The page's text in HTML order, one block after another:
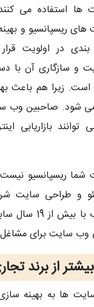
استفاده می
ریسپانسیو و
بندی در اولویت
و سازگاری آن با
زیرا هم باعث
شود. صاحبین وب
بازاریابی
ریسپانسیو
و طراحی سایت
نمایید. شرکت
سایت برای مشاغل
از برند
ها به بهینه